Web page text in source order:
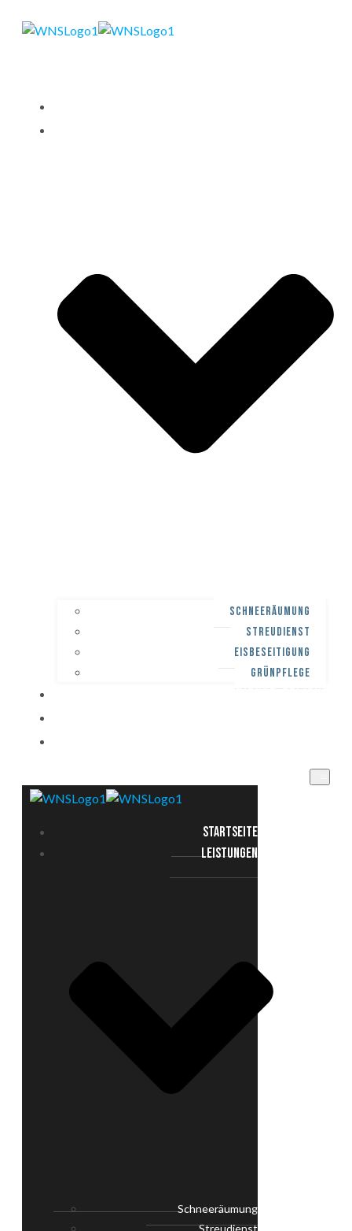
SCHNEERÄUMUNG
STREUDIENST
EISBESEITIGUNG
GRÜNPFLEGE
WINTERDIENST-PFLICHT
STARTSEITE
LEISTUNGEN
Schneeräumung